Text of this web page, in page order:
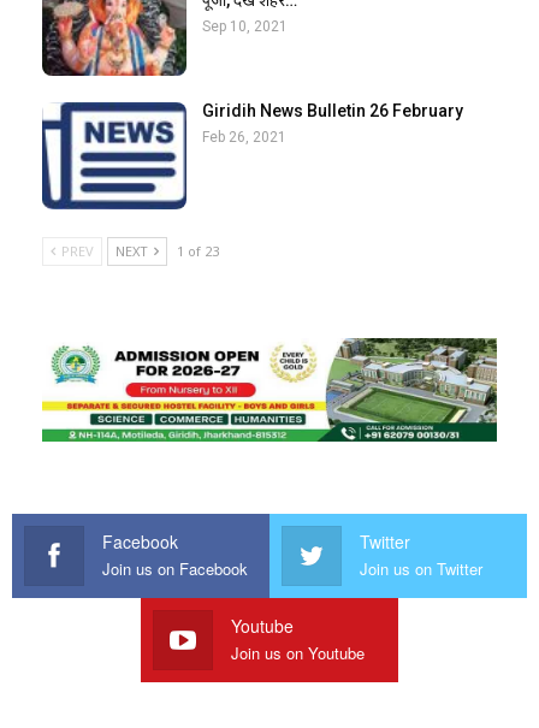
Sep 10, 2021
Giridih News Bulletin 26 February
Feb 26, 2021
PREV NEXT 1 of 23
Facebook
Join us on Facebook
Twitter
Join us on Twitter
Youtube
Join us on Youtube